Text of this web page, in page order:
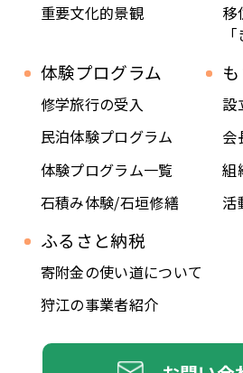
重要文化的景観
移
体験プログラム
修学旅行の受入
民泊体験プログラム
体験プログラム一覧
石積み体験/石垣修繕
設
会
組
活
ふるさと納税
寄附金の使い道について
狩江の事業者紹介